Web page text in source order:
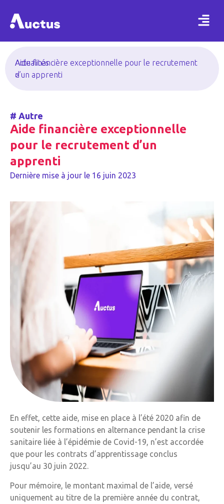
Actualités
>
Aide financière exceptionnelle pour le recrutement
d’un apprenti
# Autre
Aide financière exceptionnelle
pour le recrutement d’un
apprenti
Dernière mise à jour le 16 juin 2023
En effet, cette aide, mise en place à l’été 2020 afin de
soutenir les formations en alternance pendant la crise
sanitaire liée à l’épidémie de Covid-19, n’est accordée
que pour les contrats d’apprentissage conclus
jusqu’au 30 juin 2022.
Pour mémoire, le montant maximal de l’aide, versé
uniquement au titre de la première année du contrat,